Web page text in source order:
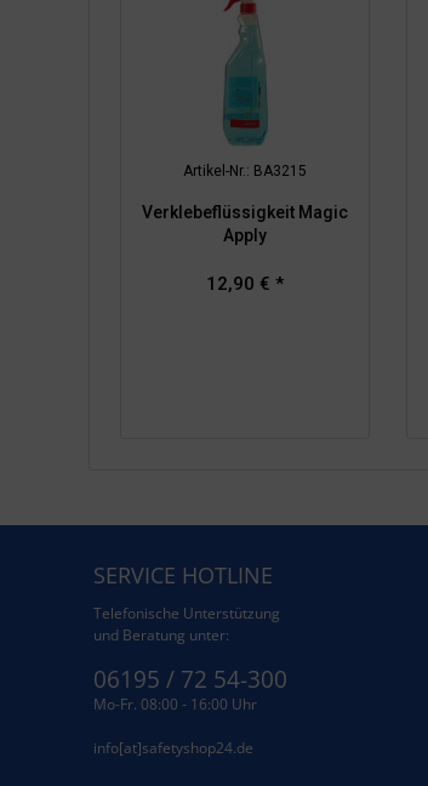
Artikel-Nr.: BA3215
Verklebeflüssigkeit Magic
Apply
12,90 € *
SERVICE HOTLINE
Telefonische Unterstützung
und Beratung unter:
06195 / 72 54-300
Mo-Fr. 08:00 - 16:00 Uhr
info[at]safetyshop24.de